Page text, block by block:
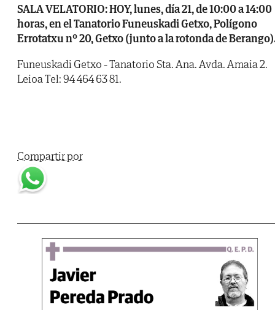
SALA VELATORIO: HOY, lunes, día 21, de 10:00 a 14:00
horas, en el Tanatorio Funeuskadi Getxo, Polígono
Errotatxu nº 20, Getxo (junto a la rotonda de
Funeuskadi Getxo - Tanatorio Sta. Ana. Avda. Amaia 2.
Leioa Tel: 94 464 63 81.
Compartir por